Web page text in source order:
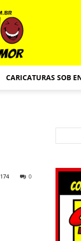
CARICATURAS SOB
0
174